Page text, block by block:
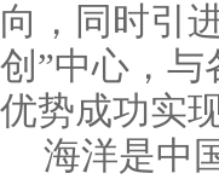
向，同时引
创”中心，
优势成功实
海洋是中